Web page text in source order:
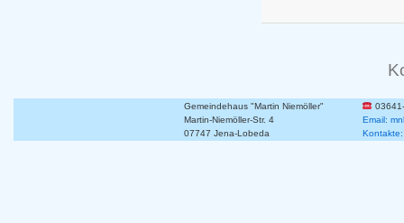
Gemeindehaus "Martin Niemöller"
Martin-Niemöller-Str. 4
Email:
07747 Jena-Lobeda